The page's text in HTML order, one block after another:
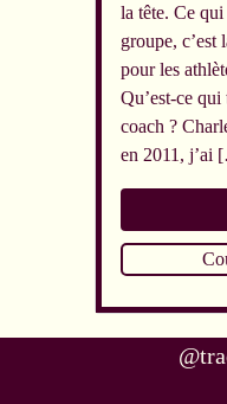
la tête. Ce
groupe, c’est
pour les
Qu’est-ce qui
coach ?
en 2011, j’ai